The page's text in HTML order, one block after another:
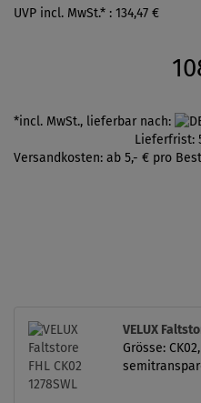
UVP incl. MwSt.* : 134,47 €
*incl. MwSt., lieferbar nach:
Lieferfrist:
Versandkosten: ab 5,- € pro
VELUX
Grösse: